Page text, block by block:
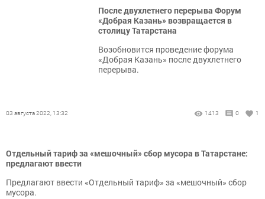
После двухлетнего перерыва Форум
«Добрая Казань» возвращается в
столицу Татарстана
Возобновится проведение форума
«Добрая Казань» после двухлетнего
перерыва.
03 августа 2022, 13:32 1413 0 1
Отдельный тариф за «мешочный» сбор мусора в Татарстане:
предлагают ввести
Предлагают ввести «Отдельный тариф» за «мешочный» сбор
мусора.